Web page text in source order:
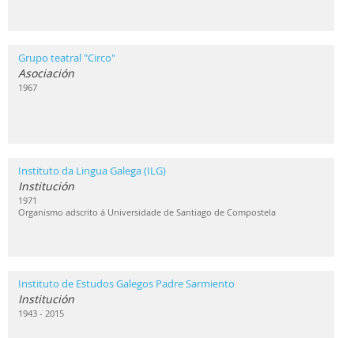
Grupo teatral "Circo"
Asociación
1967
Instituto da Lingua Galega (ILG)
Institución
1971
Organismo adscrito á Universidade de Santiago de Compostela
Instituto de Estudos Galegos Padre Sarmiento
Institución
1943 - 2015